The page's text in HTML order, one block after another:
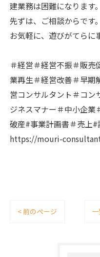
建業務は困難になります。
先ずは、ご相談からです。
お気軽に、遊びがてらに
＃経営＃経営不振＃販
業再生＃経営改善＃早期
営コンサルタント＃コン
ジネスマナー＃中小企業
破産#事業計画書＃売上
https://mouri-
< 前のページ